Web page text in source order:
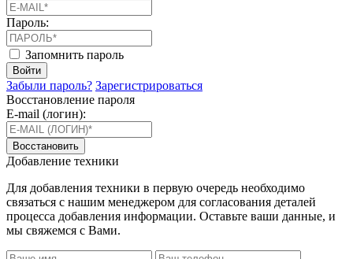
Пароль:
Запомнить пароль
Войти
Забыли пароль? Зарегистрироваться
Восстановление пароля
E-mail (логин):
Восстановить
Добавление техники
Для добавления техники в первую очередь необходимо
связаться с нашим менеджером для согласования деталей
процесса добавления информации. Оставьте ваши данные, и
мы свяжемся с Вами.